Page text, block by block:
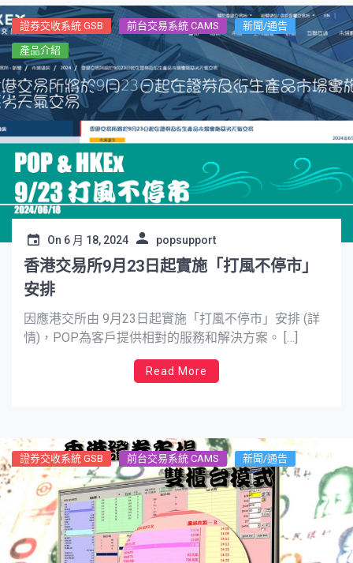
證券交收系統 GSB 前台交易系統 CAMS 新聞/通告
產品介紹
On 6 月 18, 2024 popsupport
香港交易所9月23日起實施「打風不停市」
安排
因應港交所由 9月23日起實施「打風不停市」安排 (詳
情)，POP為客戶提供相對的服務和解決方案。 […]
Read More
證券交收系統 GSB 前台交易系統 CAMS 新聞/通告